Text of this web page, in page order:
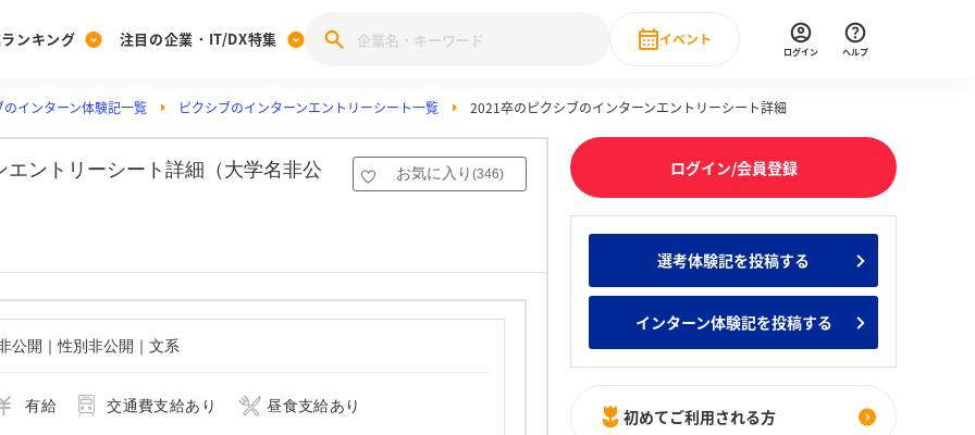
[27卒] 本選考体験記投稿キャンペーン
ンキング
みんなのDX企業就職ブランド調査
みんなの新卒就職人気企業ランキング みんなのインターン人気企業ランキ
注目の企業・IT/DX特集
28卒 IT・DX現場社員インタビュー
業研究
イベント
Event
直近のイベント一覧
ログイン ヘルプ
インターン体験記一覧 ピクシブのインターンエントリーシート一覧 2021卒のピクシブのインターンエントリーシート詳細
ントリーシート詳細（大学名非公 お気に入り (346)
公開｜性別非公開｜文系
有給 交通費支給あり 昼食支給あり
ログイン/会員登録
選考体験記を投稿する
インターン体験記を投稿する
初めてご利用される方